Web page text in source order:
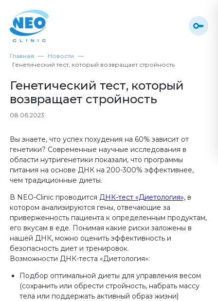
Главная
Новости
Генетический тест, который возвращает стройность
Генетический тест, который
возвращает стройность
08.06.2023
Вы знаете, что успех похудения на 60% зависит от
генетики? Современные научные исследования в
области нутригенетики показали, что программы
питания на основе ДНК на 200-300% эффективнее,
чем традиционные диеты.
В NEO-Clinic проводится ДНК-тест «Диетология», в
котором анализируются гены, отвечающие за
приверженность пациента к определенным продуктам,
его вкусам в еде. Понимая какие риски заложены в
нашей ДНК, можно оценить эффективность и
безопасность диет и тренировок.
Возможности ДНК-теста «Диетология»:
Подбор оптимальной диеты для управления весом
(сохранить или обрести стройность, набрать массу
тела или поддержать активный образ жизни)